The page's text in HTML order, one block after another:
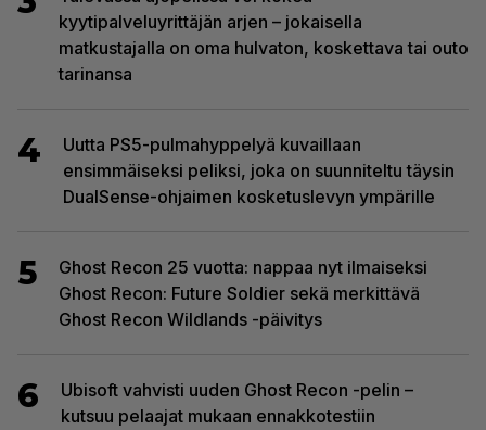
kyytipalveluyrittäjän arjen – jokaisella
matkustajalla on oma hulvaton, koskettava tai outo
tarinansa
4
Uutta PS5-pulmahyppelyä kuvaillaan
ensimmäiseksi peliksi, joka on suunniteltu täysin
DualSense-ohjaimen kosketuslevyn ympärille
5
Ghost Recon 25 vuotta: nappaa nyt ilmaiseksi
Ghost Recon: Future Soldier sekä merkittävä
Ghost Recon Wildlands -päivitys
6
Ubisoft vahvisti uuden Ghost Recon -pelin –
kutsuu pelaajat mukaan ennakkotestiin